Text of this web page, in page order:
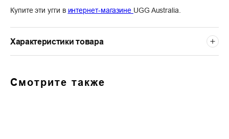
Купите эти угги в интернет-магазине UGG Australia.
Характеристики товара
Смотрите также